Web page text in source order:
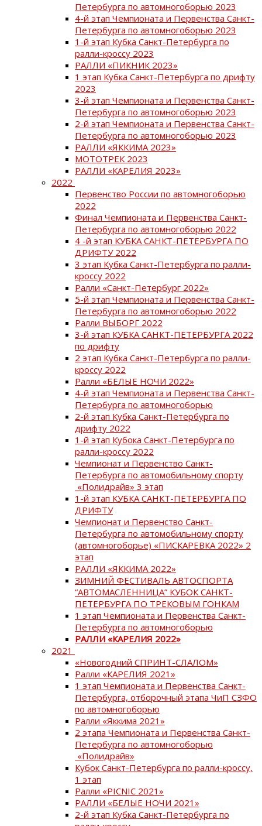
Петербурга по автомногоборью 2023
4-й этап Чемпионата и Первенства Санкт-
Петербурга по автомногоборью 2023
1-й этап Кубка Санкт-Петербурга по
ралли-кроссу 2023
РАЛЛИ «ПИКНИК 2023»
1 этап Кубка Санкт-Петербурга по дрифту
2023
3-й этап Чемпионата и Первенства Санкт-
Петербурга по автомногоборью 2023
2-й этап Чемпионата и Первенства Санкт-
Петербурга по автомногоборью 2023
РАЛЛИ «ЯККИМА 2023»
МОТОТРЕК 2023
РАЛЛИ «КАРЕЛИЯ 2023»
2022
Первенство России по автомногоборью
2022
Финал Чемпионата и Первенства Санкт-
Петербурга по автомногоборью 2022
4 -й этап КУБКА САНКТ-ПЕТЕРБУРГА ПО
ДРИФТУ 2022
3 этап Кубка Санкт-Петербурга по ралли-
кроссу 2022
Ралли «Санкт-Петербург 2022»
5-й этап Чемпионата и Первенства Санкт-
Петербурга по автомногоборью 2022
Ралли ВЫБОРГ 2022
3-й этап КУБКА САНКТ-ПЕТЕРБУРГА 2022
по дрифту
2 этап Кубка Санкт-Петербурга по ралли-
кроссу 2022
Ралли «БЕЛЫЕ НОЧИ 2022»
4-й этап Чемпионата и Первенства Санкт-
Петербурга по автомногоборью
2-й этап Кубка Санкт-Петербурга по
дрифту 2022
1-й этап Кубока Санкт-Петербурга по
ралли-кроссу 2022
Чемпионат и Первенство Санкт-
Петербурга по автомобильному спорту
«Полидрайв» 3 этап
1-й этап КУБКА САНКТ-ПЕТЕРБУРГА ПО
ДРИФТУ
Чемпионат и Первенство Санкт-
Петербурга по автомобильному спорту
(автомногоборье) «ПИСКАРЕВКА 2022» 2
этап
РАЛЛИ «ЯККИМА 2022»
ЗИМНИЙ ФЕСТИВАЛЬ АВТОСПОРТА
“АВТОМАСЛЕННИЦА” КУБОК САНКТ-
ПЕТЕРБУРГА ПО ТРЕКОВЫМ ГОНКАМ
1 этап Чемпионата и Первенства Санкт-
Петербурга по автомногоборью
РАЛЛИ «КАРЕЛИЯ 2022»
2021
«Новогодний СПРИНТ-СЛАЛОМ»
Ралли «КАРЕЛИЯ 2021»
1 этап Чемпионата и Первенства Санкт-
Петербурга, отборочный этапа ЧиП СЗФО
по автомногоборью
Ралли «Яккима 2021»
2 этапа Чемпионата и Первенства Санкт-
Петербурга по автомногоборью
«Полидрайв»
Кубок Санкт-Петербурга по ралли-кроссу,
1 этап
Ралли «PICNIC 2021»
РАЛЛИ «БЕЛЫЕ НОЧИ 2021»
2-й этап Кубка Санкт-Петербурга по